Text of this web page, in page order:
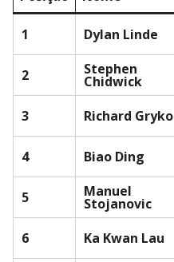
1 Dylan Linde
2
Stephen
Chidwick
3
Richard Gryko
4
Biao Ding
5
Manuel
Stojanovic
6
Ka Kwan Lau